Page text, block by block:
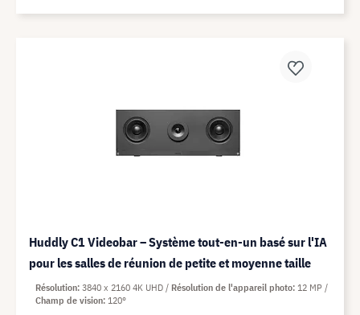
Huddly C1 Videobar – Système tout-en-un basé sur l'IA
pour les salles de réunion de petite et moyenne taille
Résolution 3840 x 2160 4K UHD Résolution de l'appareil photo 12 MP
Champ de vision 120°